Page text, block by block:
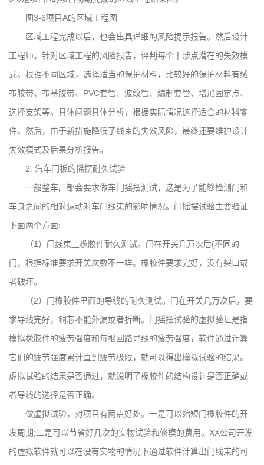
图3-6项目A的区域工程图
区域工程完成以后，也会出具详细的风险提示报告。然后设计
工程师，针对区域工程的风险报告，评判每个干涉点潜在的失效模
式。根据不同区域，选择适当的保护材料，比较好的保护材料有绒
布胶带、布基胶带、PVC套管、波纹管、编制套管、增加固定点、
选择支架等。具体问题具体分析，根据实际情况选择适合的材料零
件。然后，由于新措施降低了线束的失效风险，最终还要维护设计
失效模式及后果分析报告。
2. 汽车门板的摇摆耐久试验
一般整车厂都会要求做车门摇摆测试，这是为了能够检测门和
车身之间的相对运动对车门线束的影响情况。门摇摆试验主要验证
下面两个方面:
（1）门线束上橡胶件耐久测试。门在开关几万次后(不同的
门，根据标准要求开关次数不一样。橡胶件要求完好，没有裂口或
者破坏。
（2）门橡胶件里面的导线的耐久测试。门在开关几万次后，要
求导线完好，铜芯不能外漏或者折断。门摇摆试验的虚拟验证是指
模拟橡胶件的疲劳强度和每根回路导线的疲劳强度，软件通过计算
它们的疲劳强度累计直到疲劳极限，就可以得出模拟试验的结果。
虚拟试验的结果是否通过，就说明了橡胶件的结构设计是否正确或
者导线的选择是否正确。
做虚拟试验，对项目有两点好处。一是可以缩短门橡胶件的开
发周期;二是可以节省好几次的实物试验和修模的费用。XX公司开发
的虚拟软件就可以在没有实物的情况下通过软件计算出门线束的可